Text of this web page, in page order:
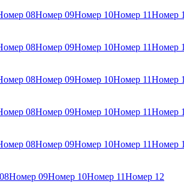
08Номер 09Номер 10Номер 11Номер
08Номер 09Номер 10Номер 11Номер
08Номер 09Номер 10Номер 11Номер
08Номер 09Номер 10Номер 11Номер
08Номер 09Номер 10Номер 11Номер
Номер 09Номер 10Номер 11Номер 12